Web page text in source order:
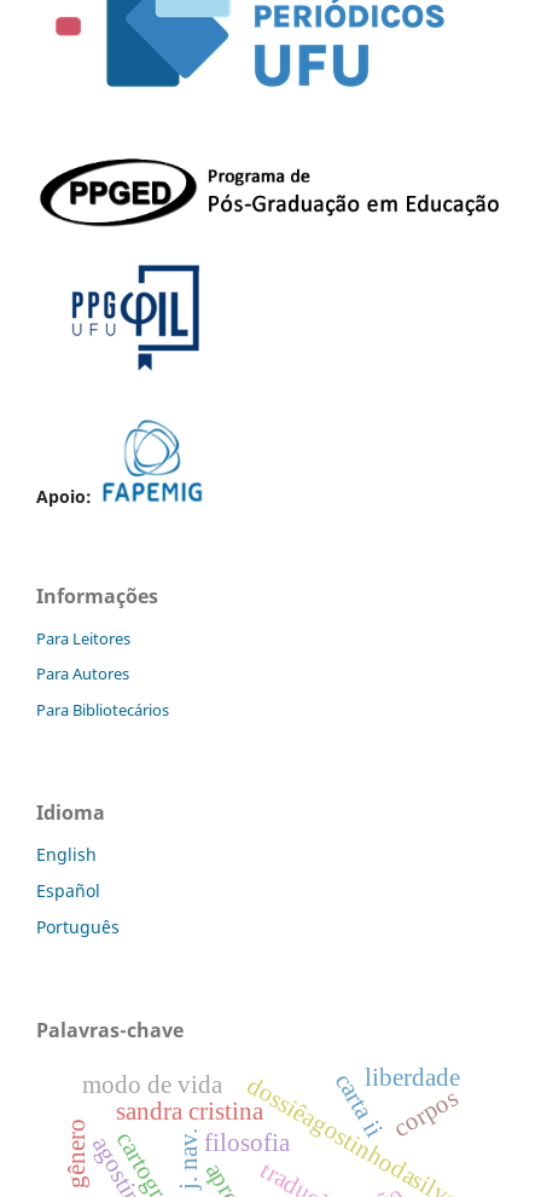
Apoio:
Informações
Para Leitores
Para Autores
Para Bibliotecários
Idioma
English
Español
Português
Palavras-chave
dossiêagostinhodasilva
j. nav.
carta ii
sandra cristina corpos
filosofia
modo de vida
gênero
liberdade